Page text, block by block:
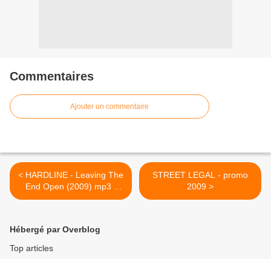
Commentaires
Ajouter un commentaire
< HARDLINE - Leaving The
End Open (2009) mp3 -
FRONTIERS Records -
STREET LEGAL - promo
2009 >
Hébergé par Overblog
Top articles